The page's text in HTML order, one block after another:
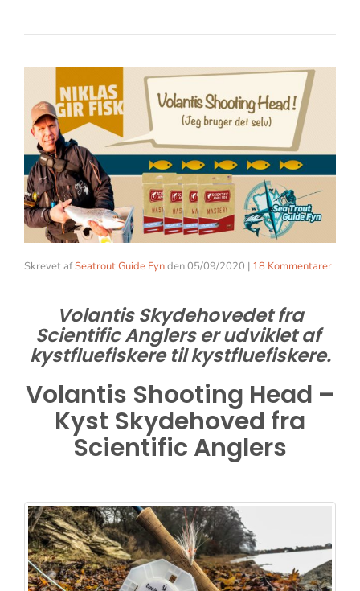
Skrevet afSeatrout Guide Fynden05/09/2020 | 18 Kommentarer
Volantis Skydehovedet fra
Scientific Anglers er udviklet af
kystfluefiskere til kystfluefiskere.
Volantis Shooting Head –
Kyst Skydehoved fra
Scientific Anglers